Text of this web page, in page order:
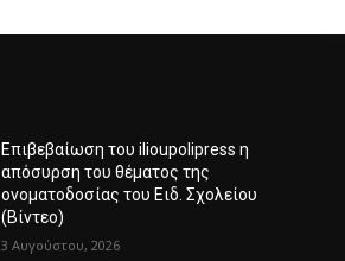
Επιβεβαίωση του ilioupolipress η
απόσυρση του θέματος της
ονοματοδοσίας του Ειδ. Σχολείου
(Βίντεο)
3 Αυγούστου, 2026